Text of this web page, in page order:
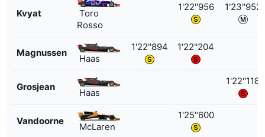
Kvyat
Toro
Rosso
1'22''956 1'23''952
Magnussen
Haas
1'22''894 1'22''204
Grosjean
Haas
1'22''118
Vandoorne
McLaren
1'25''600